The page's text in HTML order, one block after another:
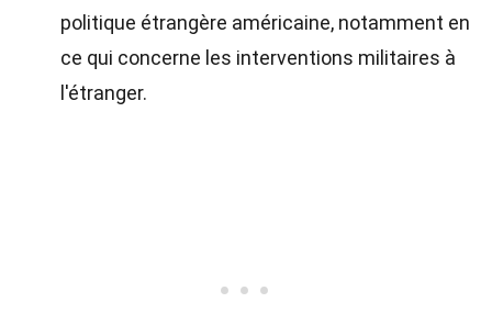
politique étrangère américaine, notamment en
ce qui concerne les interventions militaires à
l'étranger.